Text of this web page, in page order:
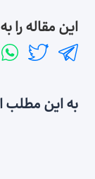
این مقاله را
به این مطلب